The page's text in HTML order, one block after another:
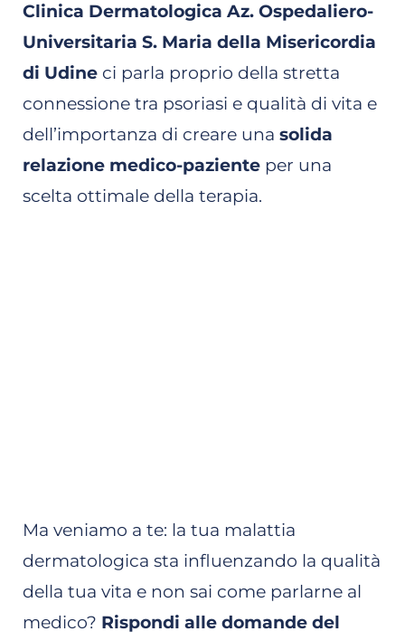
Clinica Dermatologica Az. Ospedaliero-
Universitaria S. Maria della Misericordia
di Udine ci parla proprio della stretta
connessione tra psoriasi e qualità di vita e
dell’importanza di creare una solida
relazione medico-paziente per una
scelta ottimale della terapia.
Ma veniamo a te: la tua malattia
dermatologica sta influenzando la qualità
della tua vita e non sai come parlarne al
medico? Rispondi alle domande del